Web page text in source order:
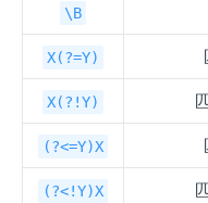
\B
X(?=Y)
X(?!Y)
(?<=Y)X
(?<!Y)X